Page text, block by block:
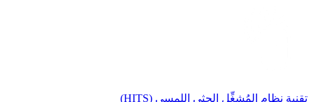
تقنية نظام المُشغِّل الحثي اللمسي (HITS)